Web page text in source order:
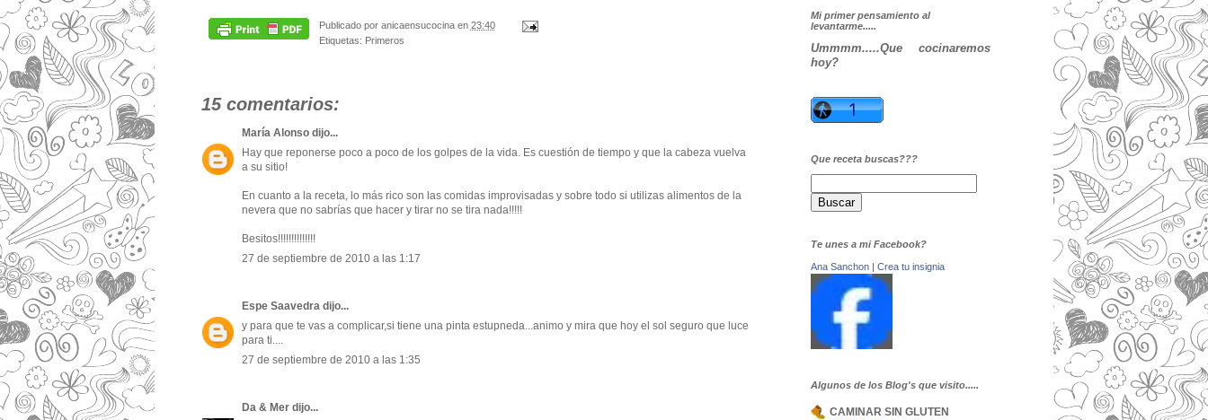
Publicado por anicaensucocina en 23:40
Etiquetas: Primeros
15 comentarios:
María Alonso dijo...
Hay que reponerse poco a poco de los golpes de la vida. Es cuestión de tiempo y que la cabeza vuelva
a su sitio!
En cuanto a la receta, lo más rico son las comidas improvisadas y sobre todo si utilizas alimentos de la
nevera que no sabrías que hacer y tirar no se tira nada!!!!!
Besitos!!!!!!!!!!!!!!
27 de septiembre de 2010 a las 1:17
Espe Saavedra dijo...
y para que te vas a complicar,si tiene una pinta estupneda...animo y mira que hoy el sol seguro que luce
para ti....
27 de septiembre de 2010 a las 1:35
Da & Mer dijo...
Mi primer pensamiento al
levantarme.....
Ummmm.....Que cocinaremos
hoy?
Que receta buscas???
Te unes a mi Facebook?
Ana Sanchon | Crea tu insignia
Algunos de los Blog's que visito.....
CAMINAR SIN GLUTEN